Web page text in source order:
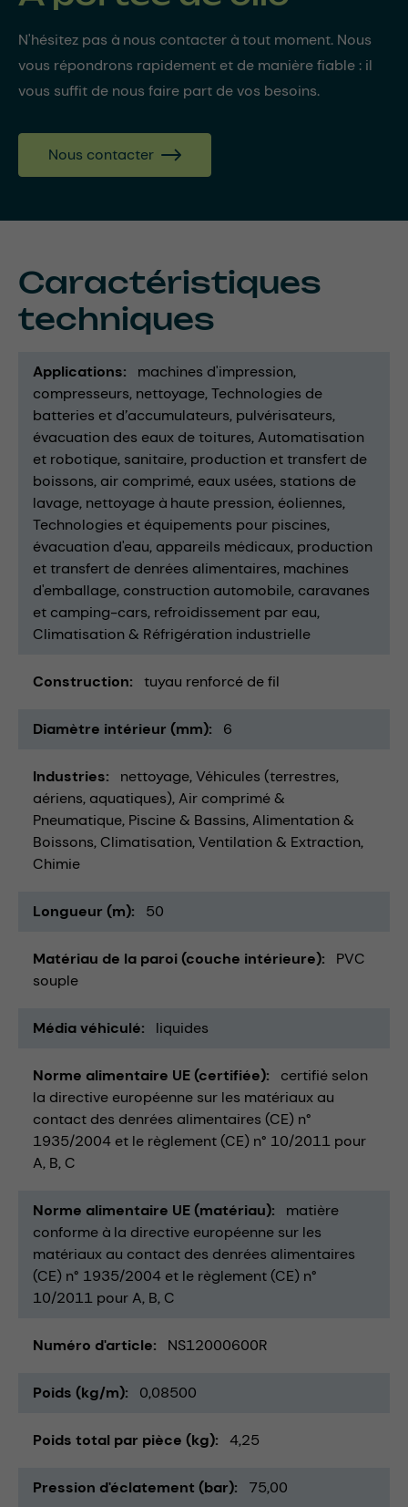
N'hésitez pas à nous contacter à tout moment. Nous
vous répondrons rapidement et de manière fiable : il
vous suffit de nous faire part de vos besoins.
Nous contacter
Caractéristiques
techniques
Applications
machines d'impression
compresseurs nettoyage Technologies de
batteries et d’accumulateurs pulvérisateurs
évacuation des eaux de toitures Automatisation
et robotique sanitaire production et transfert de
boissons air comprimé eaux usées stations de
lavage nettoyage à haute pression éoliennes
Technologies et équipements pour piscines
évacuation d'eau appareils médicaux production
et transfert de denrées alimentaires machines
d'emballage construction automobile caravanes
et camping-cars refroidissement par eau
Climatisation & Réfrigération industrielle
Construction tuyau renforcé de fil
Diamètre intérieur (mm) 6
Industries nettoyage Véhicules (terrestres,
aériens, aquatiques) Air comprimé &
Pneumatique Piscine & Bassins Alimentation &
Boissons Climatisation, Ventilation & Extraction
Chimie
Longueur (m) 50
Matériau de la paroi (couche intérieure)
PVC
souple
Média véhiculé liquides
Norme alimentaire UE (certifiée)
certifié selon
la directive européenne sur les matériaux au
contact des denrées alimentaires (CE) n°
1935/2004 et le règlement (CE) n° 10/2011 pour
A, B, C
Norme alimentaire UE (matériau)
matière
conforme à la directive européenne sur les
matériaux au contact des denrées alimentaires
(CE) n° 1935/2004 et le règlement (CE) n°
10/2011 pour A, B, C
Numéro d'article NS12000600R
Poids (kg/m) 0,08500
Poids total par pièce (kg) 4,25
Pression d'éclatement (bar) 75,00